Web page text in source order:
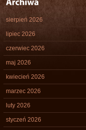
sierpień 2026
lipiec 2026
czerwiec 2026
maj 2026
kwiecień 2026
marzec 2026
luty 2026
styczeń 2026